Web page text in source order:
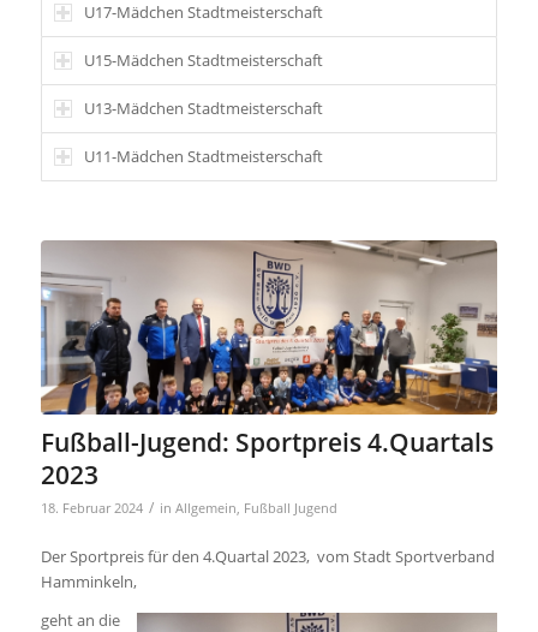
U17-Mädchen Stadtmeisterschaft
U15-Mädchen Stadtmeisterschaft
U13-Mädchen Stadtmeisterschaft
U11-Mädchen Stadtmeisterschaft
Fußball-Jugend: Sportpreis 4.Quartals
2023
18. Februar 2024 / in Allgemein Fußball Jugend
Der Sportpreis für den 4.Quartal 2023, vom Stadt Sportverband
Hamminkeln,
geht an die